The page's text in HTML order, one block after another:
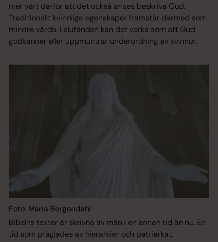
mer värt därför att det också anses beskriva Gud.
Traditionellt kvinnliga egenskaper framstår därmed som
mindre värda. I slutänden kan det verka som att Gud
godkänner eller uppmuntrar underordning av kvinnor.
Foto: Maria Bergendahl
Bibelns texter är skrivna av män i en annan tid än nu. En
tid som präglades av hierarkier och patriarkat.